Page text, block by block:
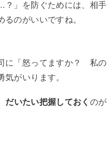
？」を防ぐためには、相手
のがいいですね。
に「怒ってますか？ 私の
がいります。
だいたい把握しておく のが